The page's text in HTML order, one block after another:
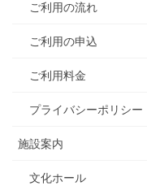
ご利用の流れ
ご利用の申込
ご利用料金
プライバシーポリシー
施設案内
文化ホール